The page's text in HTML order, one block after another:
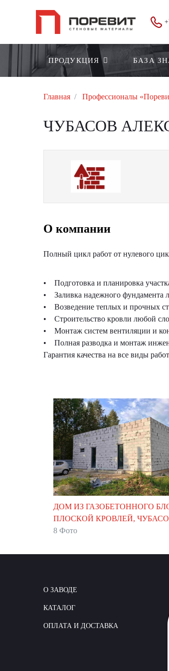
ПРОДУКЦИЯ БАЗА
Главная Профессионалы
ЧУБАСОВ
О компании
Полный цикл работ от нулевого
• Подготовка и планировка
• Заливка надежного фундамента
• Возведение теплых и прочных
• Строительство кровли любой
• Монтаж систем вентиляции и
• Полная разводка и монтаж
Гарантия качества на все виды
ДОМ ИЗ ГАЗОБЕТОННОГО
ПЛОСКОЙ КРОВЛЕЙ,
8 Фото
О ЗАВОДЕ
КАТАЛОГ
ОПЛАТА И ДОСТАВКА